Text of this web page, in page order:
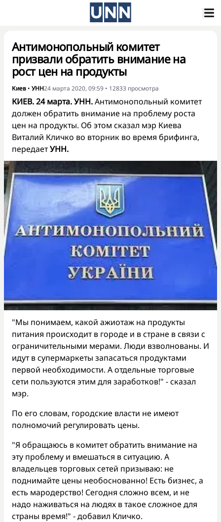
Антимонопольный комитет
призвали обратить внимание на
рост цен на продукты
Киев • УНН24 марта 2020, 09:59 • 12833 просмотра
КИЕВ. 24 марта. УНН.Антимонопольный комитет
должен обратить внимание на проблему роста
цен на продукты. Об этом сказал мэр Киева
Виталий Кличко во вторник во время брифинга,
передаетУНН.
"Мы понимаем, какой ажиотаж на продукты
питания происходит в городе и в стране в связи с
ограничительными мерами. Люди взволнованы. И
идут в супермаркеты запасаться продуктами
первой необходимости. А отдельные торговые
сети пользуются этим для заработков!" - сказал
мэр.
По его словам, городские власти не имеют
полномочий регулировать цены.
"Я обращаюсь в комитет обратить внимание на
эту проблему и вмешаться в ситуацию. А
владельцев торговых сетей призываю: не
поднимайте цены необоснованно! Есть бизнес, а
есть мародерство! Сегодня сложно всем, и не
надо наживаться на людях в такое сложное для
страны время!" - добавил Кличко.